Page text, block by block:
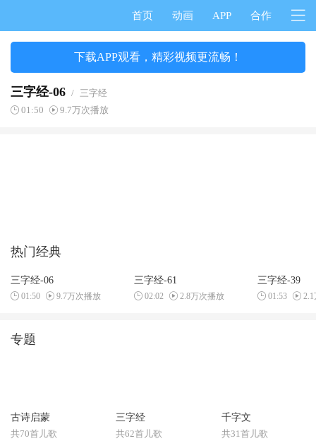
首页 动画 APP 合作
下载APP观看，精彩视频更流畅！
三字经-06 / 三字经
01:50
9.7万次播放
热门经典
三字经-06
01:50 9.7万次播放
三字经-61
02:02 2.8万次播放
三字经-39
01:53
专题
古诗启蒙
共70首儿歌
三字经
共62首儿歌
千字文
共31首儿歌